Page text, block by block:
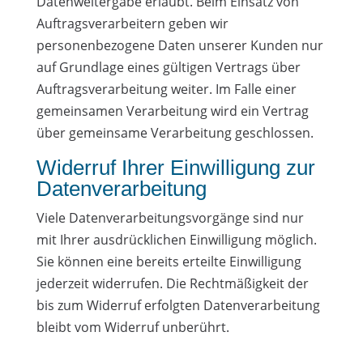
Auftragsverarbeitern geben wir
personenbezogene Daten unserer Kunden nur
auf Grundlage eines gültigen Vertrags über
Auftragsverarbeitung weiter. Im Falle einer
gemeinsamen Verarbeitung wird ein Vertrag
über gemeinsame Verarbeitung geschlossen.
Widerruf Ihrer Einwilligung zur
Datenverarbeitung
Viele Datenverarbeitungsvorgänge sind nur
mit Ihrer ausdrücklichen Einwilligung möglich.
Sie können eine bereits erteilte Einwilligung
jederzeit widerrufen. Die Rechtmäßigkeit der
bis zum Widerruf erfolgten Datenverarbeitung
bleibt vom Widerruf unberührt.